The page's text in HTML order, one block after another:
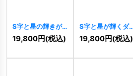
S字と星の輝きが
交差する洗練ロゴ
11050 ]
19,800円(税込)
S字と星が輝くダ
イナミックな成功
ロゴ 11046]
19,800円(税込)